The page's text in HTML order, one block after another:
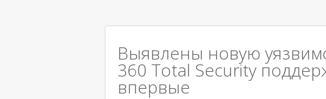
Выявлены новую
360 Total Security
впервые